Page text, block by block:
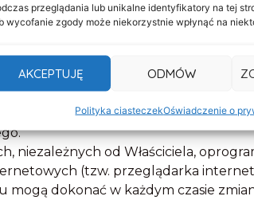
przeglądania lub unikalne identyfikatory na tej
wycofanie zgody może niekorzystnie wpłynąć na
AKCEPTUJĘ ODMÓW
Polityka ciasteczekOświadczenie o
Użytkownika;
poprzez rozpoznawanie
końcowym Użytkownika Serwisu i
niezależnych od Właściciela,
(tzw. przeglądarka
dokonać w każdym czasie